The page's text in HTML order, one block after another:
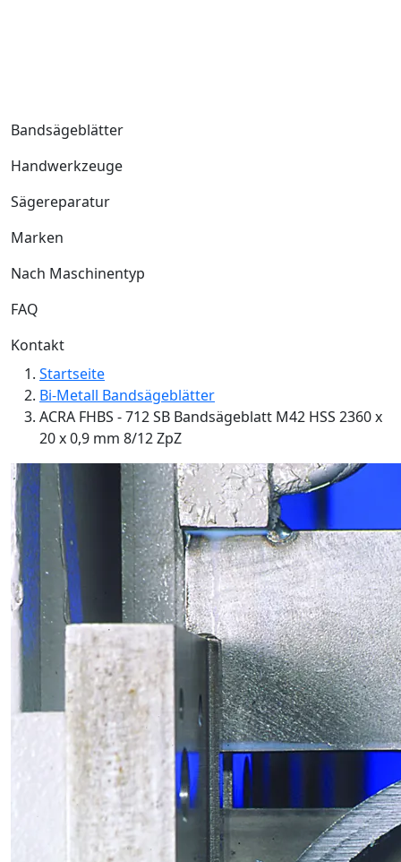
Bandsägeblätter
Handwerkzeuge
Sägereparatur
Marken
Nach Maschinentyp
FAQ
Kontakt
Startseite
Bi-Metall Bandsägeblätter
ACRA FHBS - 712 SB Bandsägeblatt M42 HSS 2360 x
20 x 0,9 mm 8/12 ZpZ